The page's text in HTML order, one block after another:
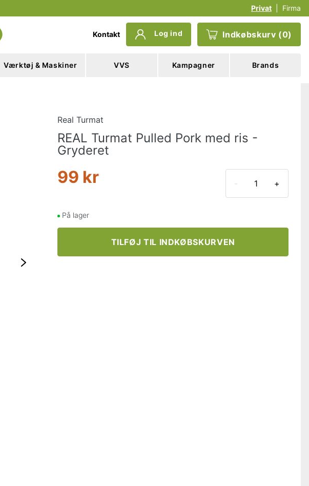
Privat Firma
Kontakt Log ind Indkøbskurv (0)
Værktøj & Maskiner VVS Kampagner Brands
Real Turmat
REAL Turmat Pulled Pork med ris -
Gryderet
99 kr +
På lager
TILFØJ TIL INDKØBSKURVEN